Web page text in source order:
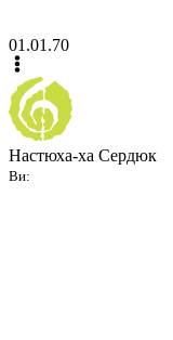
01.01.70
Настюха-ха Сердюк
Ви: